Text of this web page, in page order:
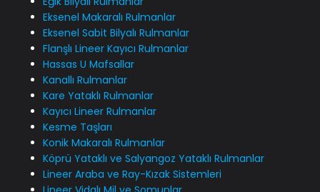
Eksenel Makaralı Rulmanlar
Eksenel Sabit Bilyalı Rulmanlar
Flanşlı Lineer Kayıcı Rulmanlar
Hassas U Mafsallar
Kanallı Rulmanlar
Kare Yataklı Rulmanlar
Kayıcı Lineer Rulmanlar
Kesme Taşları
Konik Makaralı Rulmanlar
Köprü Yataklı ve Salyangoz Yataklı Rulmanlar
Lineer Araba ve Ray-Kızak Sistemleri